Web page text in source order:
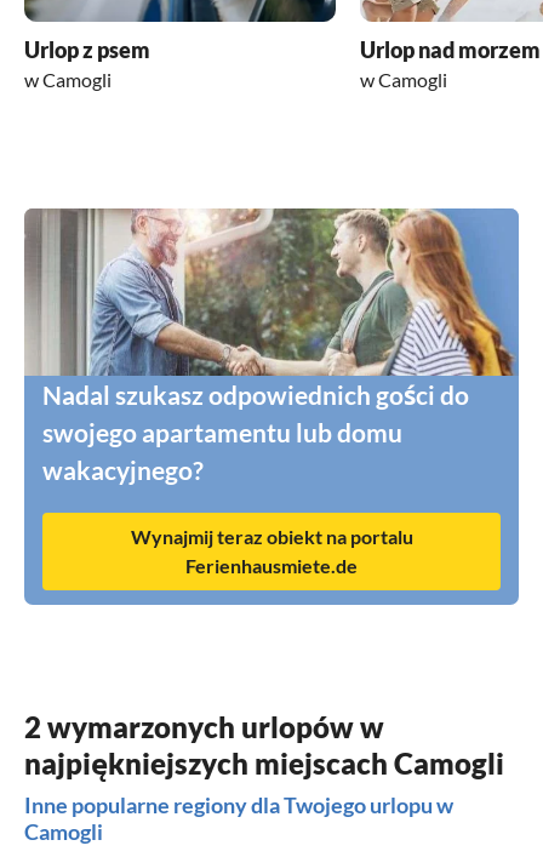
Urlop z psem
w Camogli
Urlop nad morzem
w Camogli
Nadal szukasz odpowiednich gości do
swojego apartamentu lub domu
wakacyjnego?
Wynajmij teraz obiekt na portalu
Ferienhausmiete.de
2 wymarzonych urlopów w
najpiękniejszych miejscach Camogli
Inne popularne regiony dla Twojego urlopu w
Camogli